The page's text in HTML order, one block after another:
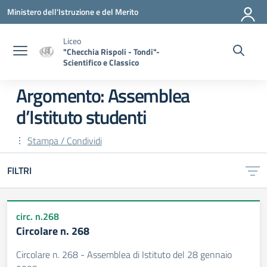
Vai ai contenuti
Vai al menu di navigazione
Vai al footer
Ministero dell'Istruzione e del Merito
Liceo
"Checchia Rispoli - Tondi"-
Scientifico e Classico
Argomento: Assemblea
d’Istituto studenti
Stampa / Condividi
FILTRI
circ. n.268
Circolare n. 268
Circolare n. 268 - Assemblea di Istituto del 28 gennaio